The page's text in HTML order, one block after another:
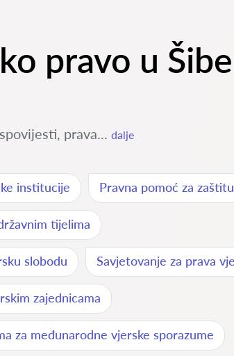
pravo u
prava... dalje
institucije Pravna pomoć za
tijelima
slobodu Savjetovanje za prava
zajednicama
za međunarodne vjerske sporazume